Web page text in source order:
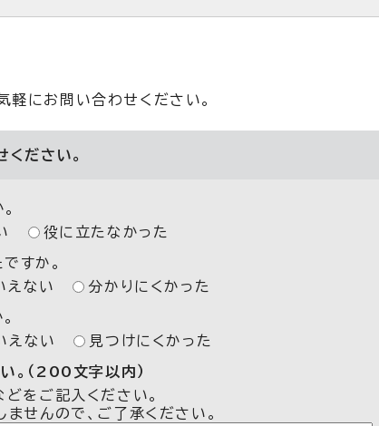
軽にお問い合わせください。
ださい。
役に立たなかった
すか。
えない 分かりにくかった
えない 見つけにくかった
。（200文字以内）
をご記入ください。
せんので、ご了承ください。